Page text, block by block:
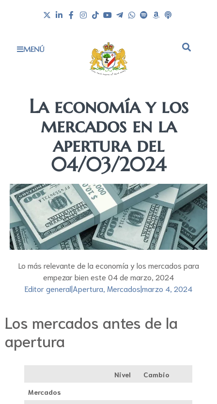
MENÚ
La economía y los
mercados en la
apertura del
04/03/2024
Lo más relevante de la economía y los mercados para
empezar bien este 04 de marzo, 2024
Editor general|Apertura, Mercados|marzo 4, 2024
Los mercados antes de la
apertura
Nivel
Cambio
Mercados